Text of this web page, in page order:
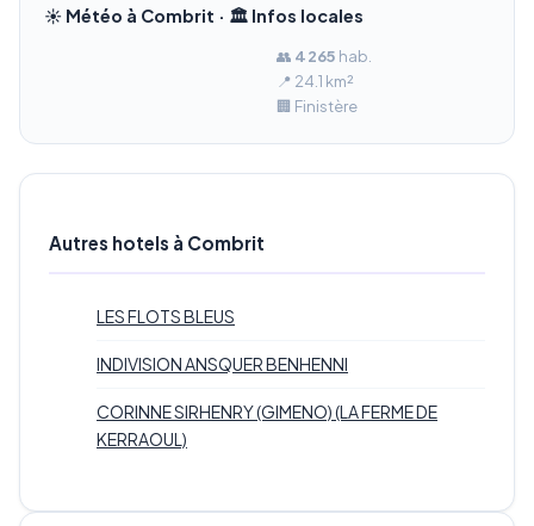
☀️ Météo à Combrit · 🏛️ Infos locales
👥 4 265 hab.
📍 24.1 km²
🏢 Finistère
Autres hotels à Combrit
LES FLOTS BLEUS
INDIVISION ANSQUER BENHENNI
CORINNE SIRHENRY (GIMENO) (LA FERME DE
KERRAOUL)